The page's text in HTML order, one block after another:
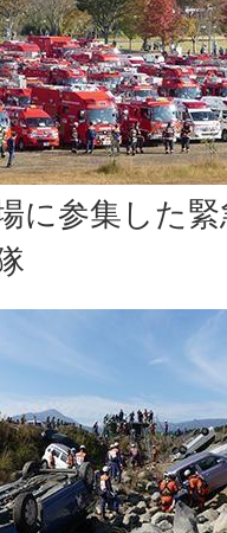
に参集した緊